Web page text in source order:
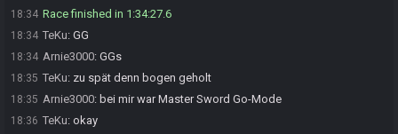
18:34 Race finished in 1:34:27.6
18:34 TeKu: GG
18:34 Arnie3000: GGs
18:35 TeKu: zu spät denn bogen geholt
18:35 Arnie3000: bei mir war Master Sword Go-Mode
18:36 TeKu: okay